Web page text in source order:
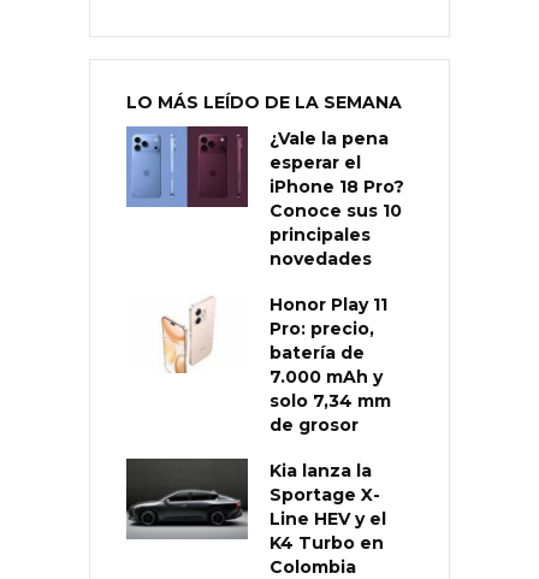
LO MÁS LEÍDO DE LA SEMANA
¿Vale la pena
esperar el
iPhone 18 Pro?
Conoce sus 10
principales
novedades
Honor Play 11
Pro: precio,
batería de
7.000 mAh y
solo 7,34 mm
de grosor
Kia lanza la
Sportage X-
Line HEV y el
K4 Turbo en
Colombia